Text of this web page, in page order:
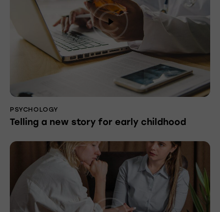
PSYCHOLOGY
Telling a new story for early childhood